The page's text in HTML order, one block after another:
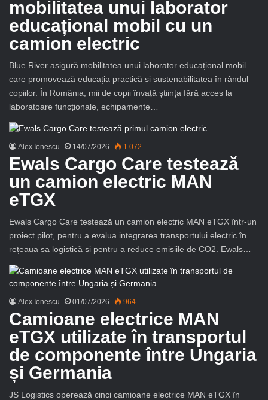
mobilitatea unui laborator
educațional mobil cu un
camion electric
Blue River asigură mobilitatea unui laborator educațional mobil
care promovează educația practică și sustenabilitatea în rândul
copiilor. În România, mii de copii învață știința fără acces la
laboratoare funcționale, echipamente…
Alex Ionescu 14/07/2026 1.072
Ewals Cargo Care testează
un camion electric MAN
eTGX
Ewals Cargo Care testează un camion electric MAN eTGX într-un
proiect pilot, pentru a evalua integrarea transportului electric în
rețeaua sa logistică și pentru a reduce emisiile de CO2. Ewals…
Alex Ionescu 01/07/2026 964
Camioane electrice MAN
eTGX utilizate în transportul
de componente între Ungaria
și Germania
JS Logistics operează cinci camioane electrice MAN eTGX în